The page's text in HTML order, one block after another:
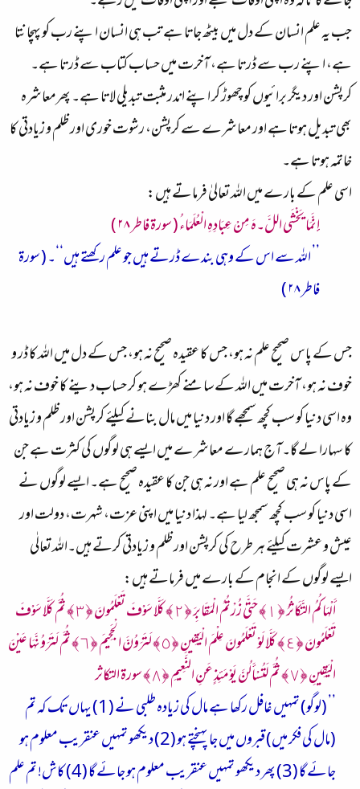
جب یہ علم انسان کے دل میں بیٹھ جاتا ہے تب ہی انسان اپنے رب کو پہچانتا
ہے، اپنے رب سے ڈرتا ہے، آخرت میں حساب کتاب سے ڈرتا ہے۔
کرپشن اور دیگر برائیوں کو چھوڑ کر اپنے اندر مثبت تبدیلی لاتا ہے۔ پھرمعاشرہ
بھی تبدیل ہوتا ہے اور معاشرے سے کرپشن، رشوت خوری اور ظلم و زیادتی کا
خاتمہ ہوتا ہے۔
اسی علم کے بارے میں اللہ تعالیٰ فرماتے ہیں:
إِنَّمَا يَخْشَى اللَّ۔هَ مِنْ عِبَادِهِ الْعُلَمَاءُ ( سورة فاطر ۲۸ )
’’ اللہ سے اس کے وہی بندے ڈرتے ہیں جو علم رکھتے ہیں‘‘۔ ( سورة
فاطر ۲۸ )
جس کے پاس صحیح علم نہ ہو، جس کا عقیدہ صحیح نہ ہو، جس کے دل میں اللہ کا ڈر و
خوف نہ ہو، آخرت میں اللہ کے سامنے کھڑے ہو کر حساب دینے کا خوف نہ ہو،
وہ اسی دنیا کو سب کچھ سمجھے گا اور دنیا میں مال بنانے کیلئے کرپشن اور ظلم و زیادتی
کا سہارا لے گا۔آج ہمارے معاشرے میں ایسے ہی لوگوں کی کثرت ہے جن
کے پاس نہ ہی صحیح علم ہے اور نہ ہی جن کا عقیدہ صحیح ہے۔ ایسے لوگوں نے
اسی دنیا کو سب کچھ سمجھ لیا ہے۔ لہذا دنیا میں اپنی عزت، شہرت، دولت اور
عیش و عشرت کیلئے ہر طرح کی کرپشن اور ظلم و زیادتی کرتے ہیں۔اللہ تعالٰی
ایسے لوگوں کے انجام کے بارے میں فرماتے ہیں:
أَلْهَاكُمُ التَّكَاثُرُ ﴿١﴾ حَتَّىٰ زُرْتُمُ الْمَقَابِرَ ﴿٢﴾ كَلَّا سَوْفَ تَعْلَمُونَ ﴿٣﴾ ثُمَّ كَلَّا سَوْفَ
تَعْلَمُونَ ﴿٤﴾ كَلَّا لَوْ تَعْلَمُونَ عِلْمَ الْيَقِينِ ﴿٥﴾ لَتَرَوُنَّ الْجَحِيمَ ﴿٦﴾ ثُمَّ لَتَرَوُنَّهَا عَيْنَ
الْيَقِينِ ﴿٧﴾ ثُمَّ لَتُسْأَلُنَّ يَوْمَئِذٍ عَنِ النَّعِيمِ ﴿٨﴾ سورة التكاثر
’’ (لوگو) تمہیں غافل رکھا ہے مال کی زیادہ طلبی نے (1) یہاں تک کہ تم
(مال کی فکر میں) قبروں میں جا پہنچتے ہو (2) دیکھو تمہیں عنقریب معلوم ہو
جائے گا (3) پھر دیکھو تمہیں عنقریب معلوم ہو جائے گا (4) کاش! تم علم